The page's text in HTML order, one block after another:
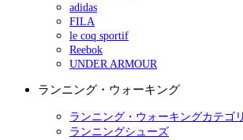
adidas
FILA
le coq sportif
Reebok
UNDER ARMOUR
ランニング・ウォーキング
ランニング・ウォーキングカテゴ
ランニングシューズ